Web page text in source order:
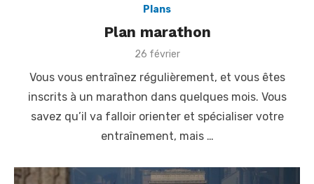
Plans
Plan marathon
P
s
e
d
n
26 février
Vous vous entraînez régulièrement, et vous êtes
inscrits à un marathon dans quelques mois. Vous
savez qu’il va falloir orienter et spécialiser votre
entraînement, mais …